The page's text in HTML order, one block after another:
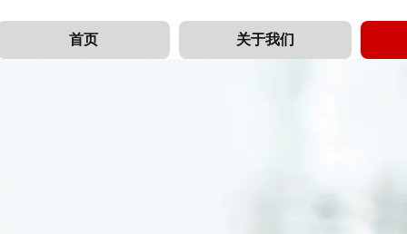
首页 关于我们